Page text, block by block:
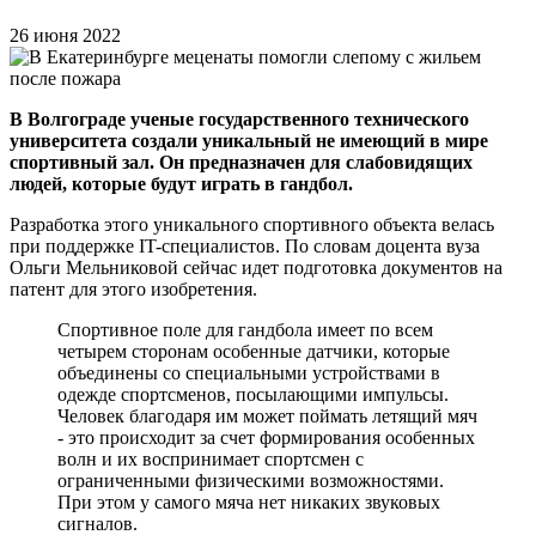
26 июня 2022
В Волгограде ученые государственного технического
университета создали уникальный не имеющий в мире
спортивный зал. Он предназначен для слабовидящих
людей, которые будут играть в гандбол.
Разработка этого уникального спортивного объекта велась
при поддержке IT-специалистов. По словам доцента вуза
Ольги Мельниковой сейчас идет подготовка документов на
патент для этого изобретения.
Спортивное поле для гандбола имеет по всем
четырем сторонам особенные датчики, которые
объединены со специальными устройствами в
одежде спортсменов, посылающими импульсы.
Человек благодаря им может поймать летящий мяч
- это происходит за счет формирования особенных
волн и их воспринимает спортсмен с
ограниченными физическими возможностями.
При этом у самого мяча нет никаких звуковых
сигналов.